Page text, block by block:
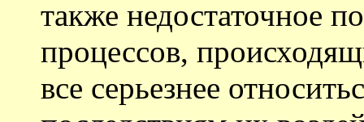
также недостаточное
процессов,
все серьезнее